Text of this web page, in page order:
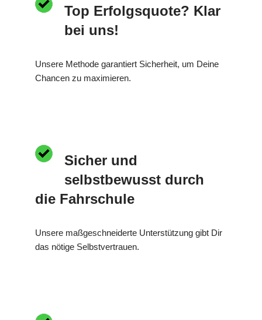
Top Erfolgsquote? Klar
bei uns!
Unsere Methode garantiert Sicherheit, um Deine
Chancen zu maximieren.
Sicher und
selbstbewusst durch
die Fahrschule
Unsere maßgeschneiderte Unterstützung gibt Dir
das nötige Selbstvertrauen.